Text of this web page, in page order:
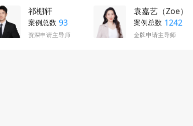
祁棚轩
案例总数 93
资深申请主导师
袁嘉艺（Zoe）
案例总数 1242
金牌申请主导师
手机号格式错误，请检查后重试。